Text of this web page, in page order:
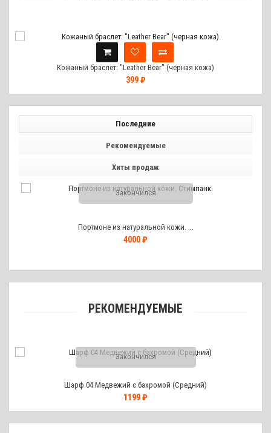
Кожаный браслет: "Leather Bear" (черная кожа)
399 ₽
Последние
Рекомендуемые
Хиты продаж
Закончился
Портмоне из натуральной кожи. ...
4000 ₽
РЕКОМЕНДУЕМЫЕ
Закончился
Шарф 04 Медвежий с бахромой (Средний)
1199 ₽